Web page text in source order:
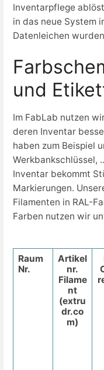
Inventarpflege
in das neue System
Datenleichen
und
Im FabLab nutzen
deren Inventar
haben zum Beispiel
Werkbankschlüssel,
Inventar bekommt
Markierungen.
Filamenten in RAL-
Farben nutzen wir
Raum
Nr.
Artikel
nr.
Filame
nt
(extru
dr.co
m)